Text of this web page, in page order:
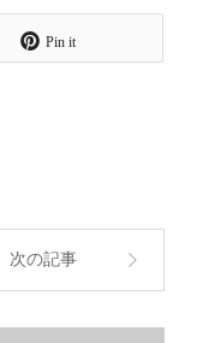
Pin it
次の記事